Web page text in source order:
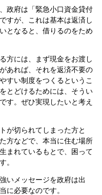
政府は「緊急小口資金貸付
すが、これは基本は返済し
となると、借りるのをため
方には、まず現金をお渡し
あれば、それを返済不要の
すい制度をつくるというこ
とどけるためには、そうい
す。ぜひ実現したいと考え
が切られてしまった方と
方などで、本当に住む場所
まれているもとで、困って
。
いメッセージを政府は出
に必要なのです。